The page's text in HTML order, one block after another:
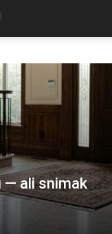
— ali snimak